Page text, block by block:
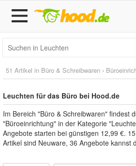
51 Artikel in Büro & Schreibwaren ›
Leuchten für das Büro bei Hood.de
Im Bereich "Büro & Schreibwaren" findest
"Büroeinrichtung" in der Kategorie
Angebote starten bei günstigen 12,99 €.
Artikel sind Neuware, 36 Angebote kannst